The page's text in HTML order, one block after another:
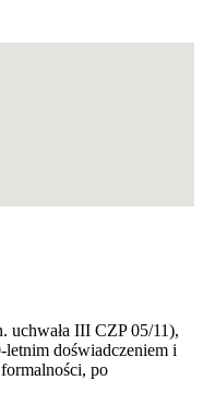
uchwała III CZP 05/11),
letnim doświadczeniem i
po